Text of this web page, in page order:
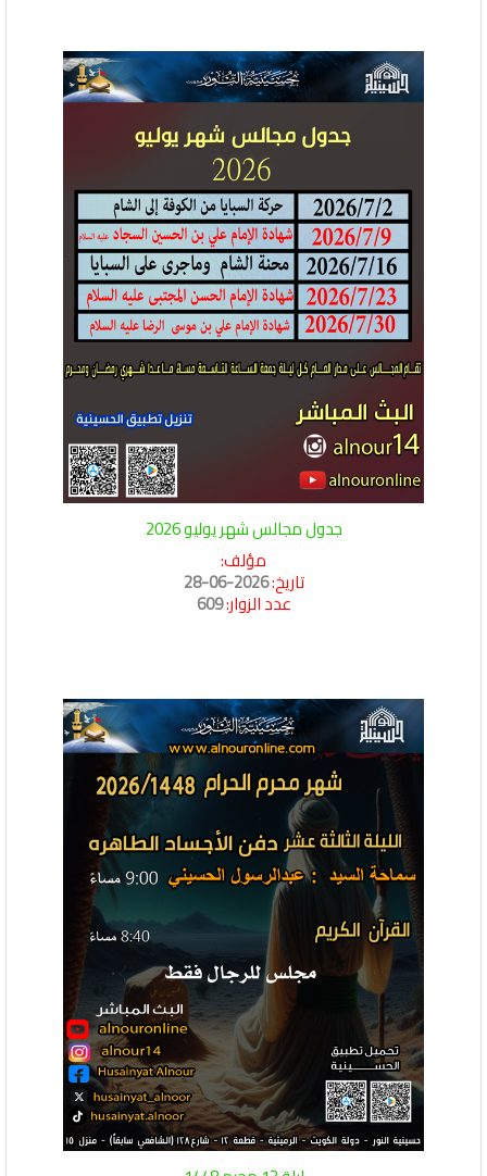
جدول مجالس شهر يوليو 2026
مؤلف:
تاريخ:2026-06-28
عدد الزوار:609